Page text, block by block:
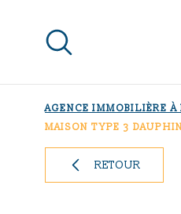
contenu
AGENCE IMMOBILIÈRE
MAISON TYPE 3
RETOUR